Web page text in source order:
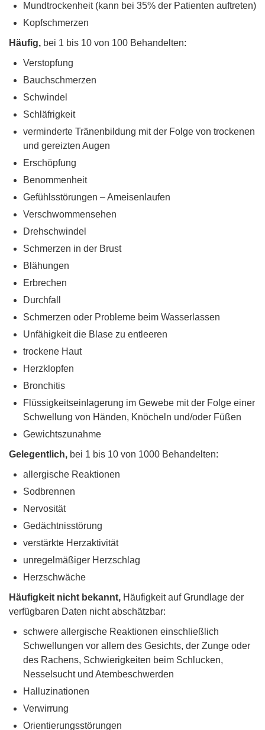
Mundtrockenheit (kann bei 35% der Patienten auftreten)
Kopfschmerzen
Häufig, bei 1 bis 10 von 100 Behandelten:
Verstopfung
Bauchschmerzen
Schwindel
Schläfrigkeit
verminderte Tränenbildung mit der Folge von trockenen
und gereizten Augen
Erschöpfung
Benommenheit
Gefühlsstörungen – Ameisenlaufen
Verschwommensehen
Drehschwindel
Schmerzen in der Brust
Blähungen
Erbrechen
Durchfall
Schmerzen oder Probleme beim Wasserlassen
Unfähigkeit die Blase zu entleeren
trockene Haut
Herzklopfen
Bronchitis
Flüssigkeitseinlagerung im Gewebe mit der Folge einer
Schwellung von Händen, Knöcheln und/oder Füßen
Gewichtszunahme
Gelegentlich, bei 1 bis 10 von 1000 Behandelten:
allergische Reaktionen
Sodbrennen
Nervosität
Gedächtnisstörung
verstärkte Herzaktivität
unregelmäßiger Herzschlag
Herzschwäche
Häufigkeit nicht bekannt, Häufigkeit auf Grundlage der
verfügbaren Daten nicht abschätzbar:
schwere allergische Reaktionen einschließlich
Schwellungen vor allem des Gesichts, der Zunge oder
des Rachens, Schwierigkeiten beim Schlucken,
Nesselsucht und Atembeschwerden
Halluzinationen
Verwirrung
Orientierungsstörungen